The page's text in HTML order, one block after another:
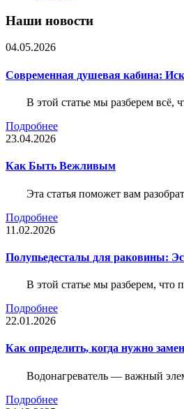
Наши новости
04.05.2026
Современная душевая кабина:
В этой статье мы разберем всё,
Подробнее
23.04.2026
Как Быть Вежливым
Эта статья поможет вам
Подробнее
11.02.2026
Полупьедесталы для раковины:
В этой статье мы разберем, что
Подробнее
22.01.2026
Как определить, когда нужно
Водонагреватель — важный
Подробнее